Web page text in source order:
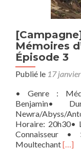
Mémoires
Épisode 3
Publié le 17
• Genre :
Newra/Abyss/
Horaire: 20h30•
Connaisseur •
MoultechantEn
[…]